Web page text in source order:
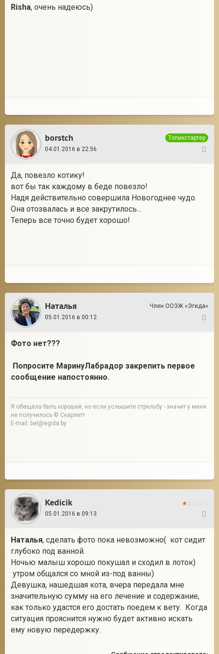
Risha, очень надеюсь)
borstch
Топикстартер
04.01.2016 в 22:56
Да, повезло котику!
вот бы так каждому в беде повезло!
Надя действительно совершила Новогоднее чудо.
Она отозвалась и все закрутилось...
Теперь все точно будет хорошо!
Наталья
Член ООЗЖ «Эгида»
05.01.2016 в 00:12
Фото нет???
Попросите МаринуЛабрадор закрепить первое
сообщение напостоянно.
Я обещала быть хорошей, но если услышите стрельбу - значит у меня
не получилось © Скарлетт
E-mail: bel@egida.by
Kedicik
05.01.2016 в 09:13
Наталья, сделать фото пока невозможно( кот сидит
глубоко под ванной.
Ночью малыш хорошо покушал и сходил в лоток)
утром общался со мной из-под ванны)
Девушка, нашедшая кота, вчера передала мне
значительную сумму на его лечение и содержание,
как только удастся его достать поедем к вету. Когда
ситуация прояснится нужно будет активно искать
ему новую передержку.